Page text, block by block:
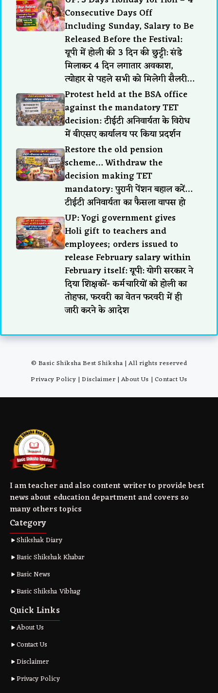
Consecutive Days Off
Including Sunday, Salary to Be
Released Before the Festival:
यूपी में होली की 3 दिन की छुट्टी: संडे
मिलाकर 4 दिन लगातार अवकाश,
त्योहार से पहले सभी को मिलेगी सैलरी…
Protest held at the BSA office
against the mandatory TET
decision: टीईटी अनिवार्यता के विरोध
में बीएसए कार्यालय पर किया प्रदर्शन
Restore the old pension
scheme… Withdraw the
decision making TET
mandatory: पुरानी पेंशन बहाल करें…
टीईटी अनिवार्यता का फैसला वापस हो
UP: Yogi government gives
Holi gift to teachers and
employees; orders issued to
release February salary within
February itself: यूपी: योगी सरकार ने
दिया शिक्षकों- कर्मचारियों को होली का
तोहफा, फरवरी का वेतन फरवरी में ही
जारी करने के आदेश
© Basic Shiksha Best Shiksha | All rights reserved
Privacy Policy |Disclaimer | About Us | Contact Us
I am teacher and also content writer to provide best
news about education department and covers so
many others topics
Category
Shikshak Diary
Basic Shikshak Khabar
Basic News
Basic Shiksha Vibhag
Quick Links
About Us
Contact Us
Disclaimer
Privacy Policy